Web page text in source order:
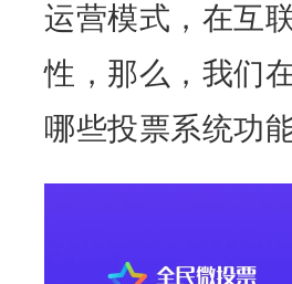
运营模式，在互
性，那么，我们
哪些投票系统功